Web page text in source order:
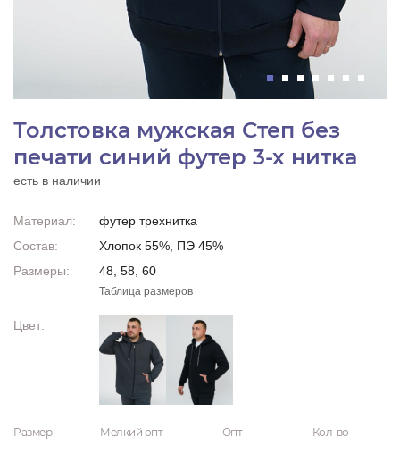
Толстовка мужская Степ без
печати синий футер 3-х нитка
есть в наличии
Материал:
футер трехнитка
Состав:
Хлопок 55%, ПЭ 45%
Размеры:
48, 58, 60
Таблица размеров
Цвет:
Размер Мелкий опт Опт Кол-во